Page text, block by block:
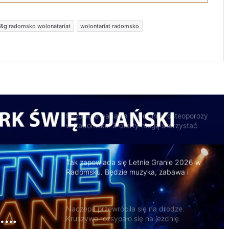
radomsko wolonatariat
wolontariat radomsko
Trwa remont przejazdów kolejowych.
Zmieniły się trasy autobusów MPK w
Tak zapowiada się Letnie Granie 2026 w
Radomsku. Będzie muzyka, zabawa i
Naczepa przewróciła się na drodze.
Kruszywo rozsypało się na jezdnię
Przedbórz połączy kultury. Festiwal już 9
sierpnia